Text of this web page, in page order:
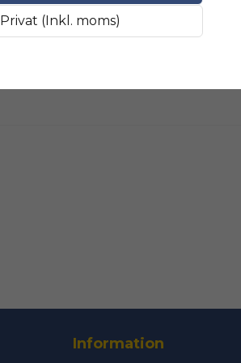
Fråga oss något om
Namn
SLIPMATERIAL Smala
Privat (Inkl. moms)
Information